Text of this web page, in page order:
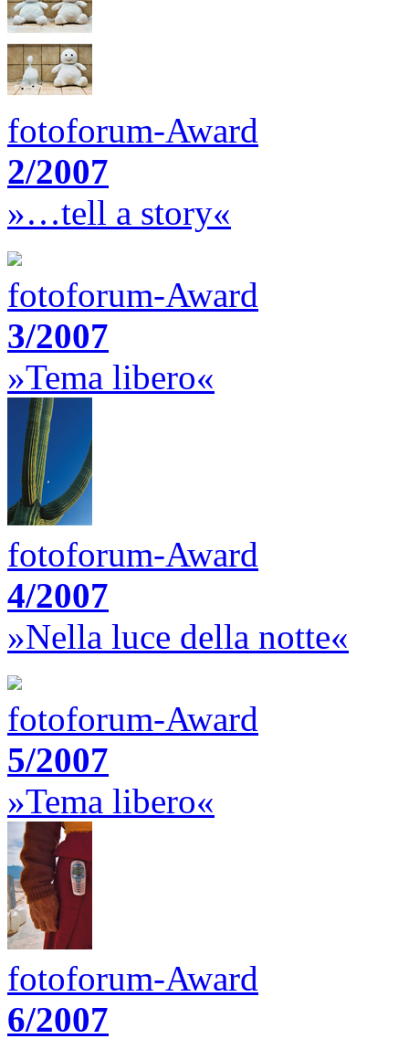
fotoforum-Award
2/2007
»…tell a story«
fotoforum-Award
3/2007
»Tema libero«
fotoforum-Award
4/2007
»Nella luce della notte«
fotoforum-Award
5/2007
»Tema libero«
fotoforum-Award
6/2007